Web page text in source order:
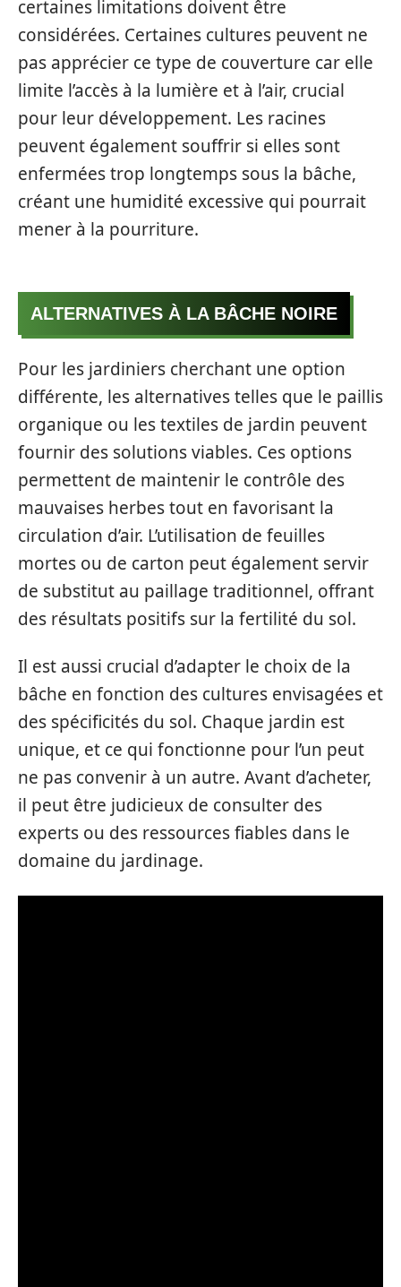
certaines limitations doivent être
considérées. Certaines cultures peuvent ne
pas apprécier ce type de couverture car elle
limite l’accès à la lumière et à l’air, crucial
pour leur développement. Les racines
peuvent également souffrir si elles sont
enfermées trop longtemps sous la bâche,
créant une humidité excessive qui pourrait
mener à la pourriture.
ALTERNATIVES À LA BÂCHE NOIRE
Pour les jardiniers cherchant une option
différente, les alternatives telles que le paillis
organique ou les textiles de jardin peuvent
fournir des solutions viables. Ces options
permettent de maintenir le contrôle des
mauvaises herbes tout en favorisant la
circulation d’air. L’utilisation de feuilles
mortes ou de carton peut également servir
de substitut au paillage traditionnel, offrant
des résultats positifs sur la fertilité du sol.
Il est aussi crucial d’adapter le choix de la
bâche en fonction des cultures envisagées et
des spécificités du sol. Chaque jardin est
unique, et ce qui fonctionne pour l’un peut
ne pas convenir à un autre. Avant d’acheter,
il peut être judicieux de consulter des
experts ou des ressources fiables dans le
domaine du jardinage.